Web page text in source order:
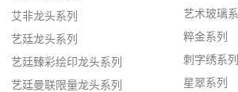
艾非龙头系列
艺廷龙头系列
艺廷臻彩绘印龙头系列
艺廷曼联限量龙头系列
艺术玻璃
粹金系列
刺字绣系列
星翠系列